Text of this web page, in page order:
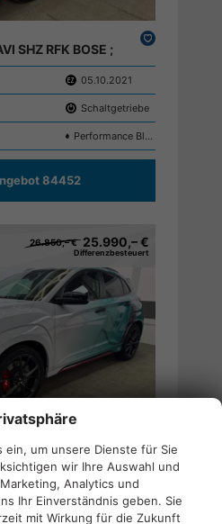
SHZ RFK BOSE ;
05.10.2021
Schaltgetriebe
Performance Blue dach Schwarz
84452
26.850,– € 25.990,– €
Differenzbesteuert
Drucken,
parken
26.08.2021
Doppelkupplungsgetriebe (DSG)
ein, um unsere Dienste für Sie
wir Ihre Auswahl und
Analytics und
Ihr Einverständnis geben. Sie
mit Wirkung für die Zukunft